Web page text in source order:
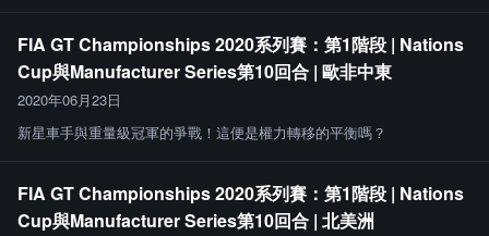
FIA GT Championships 2020系列賽：第1階段 | Nations
Cup與Manufacturer Series第10回合 | 歐非中東
2020年06月23日
新星車手與重量級冠軍的爭戰！這便是權力轉移的平衡嗎？
FIA GT Championships 2020系列賽：第1階段 | Nations
Cup與Manufacturer Series第10回合 | 北美洲